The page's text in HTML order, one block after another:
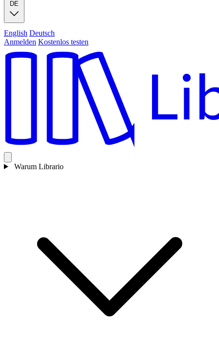
DE
English Deutsch
Anmelden Kostenlos testen
Warum Librario